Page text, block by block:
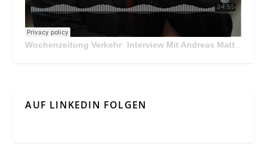
Wochenzeitung Verkehr · Interview Mit Andreas Matthä, CEO der ÖBB Holding
AUF LINKEDIN FOLGEN